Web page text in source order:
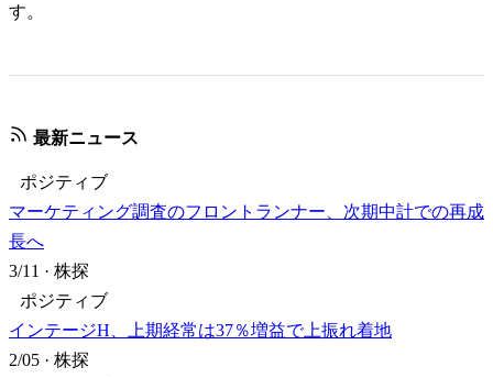
す。
最新ニュース
ポジティブ
マーケティング調査のフロントランナー、次期中計での再成
長へ
3/11 · 株探
ポジティブ
インテージH、上期経常は37％増益で上振れ着地
2/05 · 株探